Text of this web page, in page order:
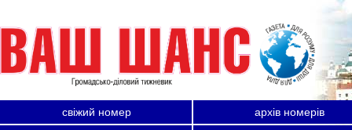
свіжий номер
архів номерів